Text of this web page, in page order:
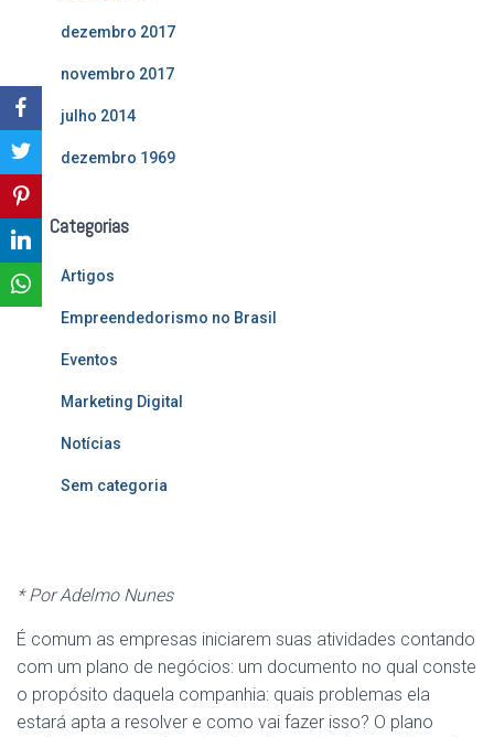
dezembro 2017
novembro 2017
julho 2014
dezembro 1969
Categorias
Artigos
Empreendedorismo no Brasil
Eventos
Marketing Digital
Notícias
Sem categoria
* Por Adelmo Nunes
É comum as empresas iniciarem suas atividades contando
com um plano de negócios: um documento no qual conste
o propósito daquela companhia: quais problemas ela
estará apta a resolver e como vai fazer isso? O plano